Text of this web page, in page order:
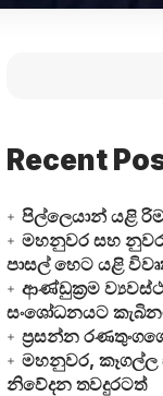
Recent
පිල්ලෙයාන් යළි
මහනුවර සහ
පාසල් හෙට යළි
ආණ්ඩුක්‍රම
සංශෝධනයට
ප්‍රසන්න
මහනුවර, කෑගල්ල
නිවේදන තවදුරටත්